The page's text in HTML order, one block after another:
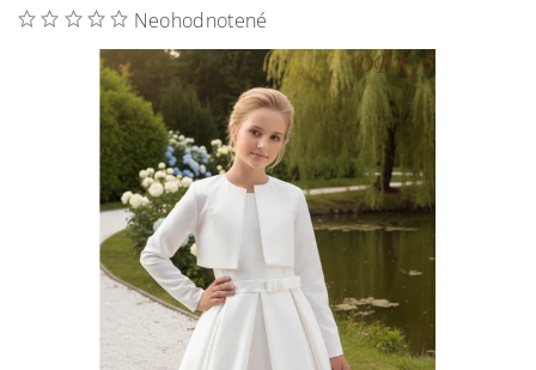
Neohodnotené